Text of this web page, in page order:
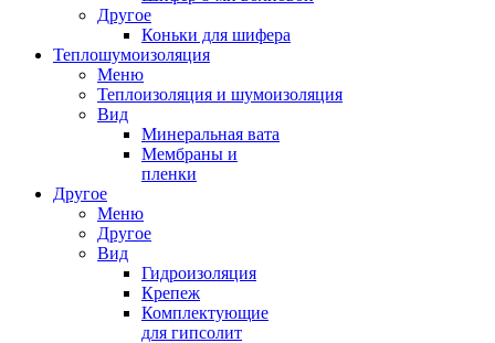
Другое
Коньки для шифера
Теплошумоизоляция
Меню
Теплоизоляция и шумоизоляция
Вид
Минеральная вата
Мембраны и
пленки
Другое
Меню
Другое
Вид
Гидроизоляция
Крепеж
Комплектующие
для гипсолит